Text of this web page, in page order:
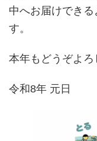
中へお届けでき
す。
本年もどうぞよろ
令和8年 元日